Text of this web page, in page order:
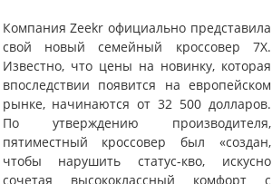
Компания Zeekr официально представила
свой новый семейный кроссовер 7X.
Известно, что цены на новинку, которая
впоследствии появится на европейском
рынке, начинаются от 32 500 долларов.
По утверждению производителя,
пятиместный кроссовер был «создан,
чтобы нарушить статус-кво, искусно
сочетая высококлассный комфорт с